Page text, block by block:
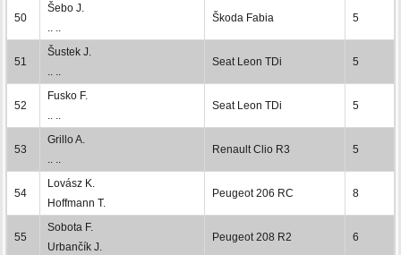
50
Šebo J.
.. ..
Škoda Fabia 5
51
Šustek J.
.. ..
Seat Leon TDi 5
52
Fusko F.
.. ..
Seat Leon TDi 5
53
Grillo A.
.. ..
Renault Clio R3 5
54
Lovász K.
Hoffmann T.
Peugeot 206 RC 8
55
Sobota F.
Urbančík J.
Peugeot 208 R2 6